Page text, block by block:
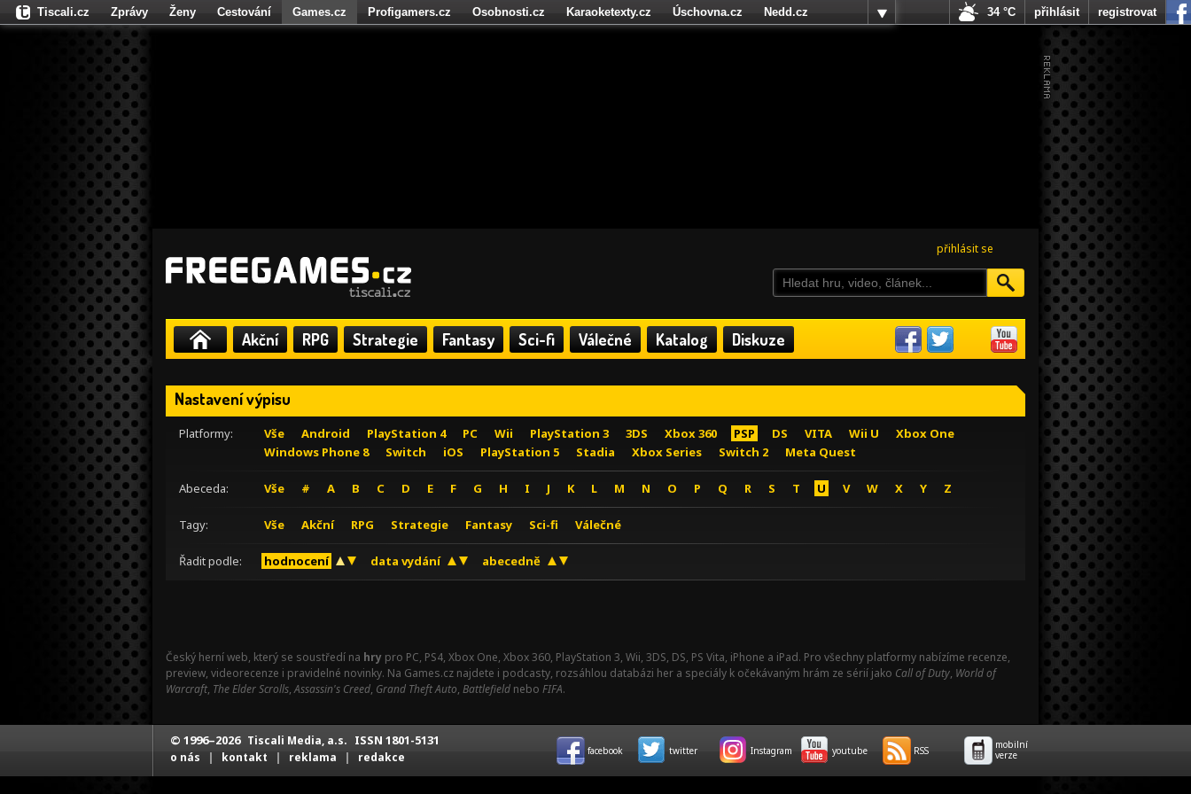
přihlásit se
Akční RPG Strategie Fantasy Sci-fi Válečné Katalog Diskuze
Nastavení výpisu
Platformy: Vše Android PlayStation 4 PC Wii PlayStation 3 3DS Xbox 360 PSP DS VITA Wii U
Xbox One
Windows Phone 8
Switch iOS PlayStation 5 Stadia Xbox Series Switch 2 Meta Quest
Abeceda: Vše # A B C D E F G H I J K L M N O P Q R S T U V W X Y Z
Tagy: Vše Akční RPG Strategie Fantasy Sci-fi Válečné
Řadit podle: hodnocení data vydání abecedně
Český herní web, který se soustředí na hry pro PC, PS4, Xbox One, Xbox 360, PlayStation 3, Wii, 3DS, DS, PS Vita, iPhone a iPad. Pro všechny platformy nabízíme recenze,
preview, videorecenze i pravidelné novinky. Na Games.cz najdete i podcasty, rozsáhlou databázi her a speciály k očekávaným hrám ze sérií jako Call of Duty, World of
Warcraft, The Elder Scrolls,Assassin's Creed, Grand Theft Auto, Battlefield nebo FIFA.
Tiscali.cz Zprávy Ženy Cestování Games.cz Profigamers.cz Osobnosti.cz Karaoketexty.cz Úschovna.cz
Nedd.cz
Fights.cz
34 °C přihlásit registrovat
© 1996–2026 Tiscali Media, a.s. ISSN 1801-5131
o nás | kontakt | reklama | redakce facebook twitter Instagram youtube RSS
mobilní
verze